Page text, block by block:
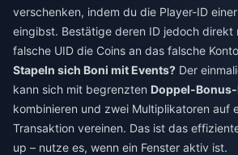
verschenken, indem du die Player-ID
eingibst. Bestätige deren ID jedoch direkt
falsche UID die Coins an das falsche
Stapeln sich Boni mit Events? Der
kann sich mit begrenzten Doppel-
kombinieren und zwei Multiplikatoren auf
Transaktion vereinen. Das ist das
up – nutze es, wenn ein Fenster aktiv ist.